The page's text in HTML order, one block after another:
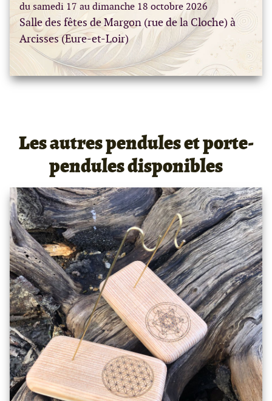
du samedi 17 au dimanche 18 octobre 2026
Salle des fêtes de Margon (rue de la Cloche) à
Arcisses (Eure-et-Loir)
Les autres pendules et porte-
pendules disponibles